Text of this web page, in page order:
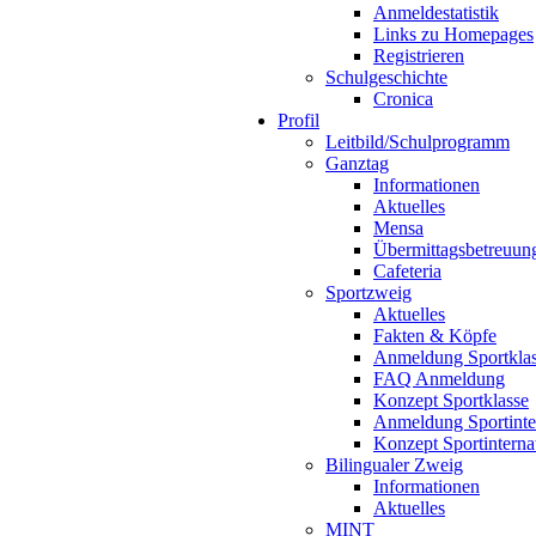
Anmeldestatistik
Links zu Homepages
Registrieren
Schulgeschichte
Cronica
Profil
Leitbild/Schulprogramm
Ganztag
Informationen
Aktuelles
Mensa
Cafeteria
Sportzweig
Aktuelles
Fakten & Köpfe
Anmeldung
FAQ Anmeldung
Konzept Sportklasse
Anmeldung
Konzept
Bilingualer Zweig
Informationen
Aktuelles
MINT